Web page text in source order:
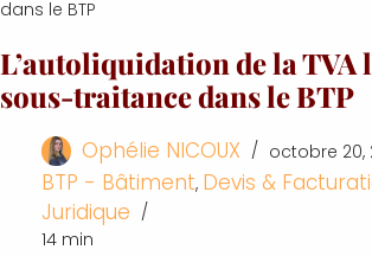
dans le BTP​
L’autoliquidation de la TVA
sous-traitance dans le BTP​
Ophélie NICOUX octobre 20,
BTP - Bâtiment, Devis &
Juridique
14 min